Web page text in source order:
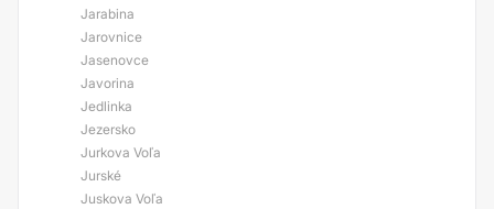
Jarabina
Jarovnice
Jasenovce
Javorina
Jedlinka
Jezersko
Jurkova Voľa
Jurské
Juskova Voľa